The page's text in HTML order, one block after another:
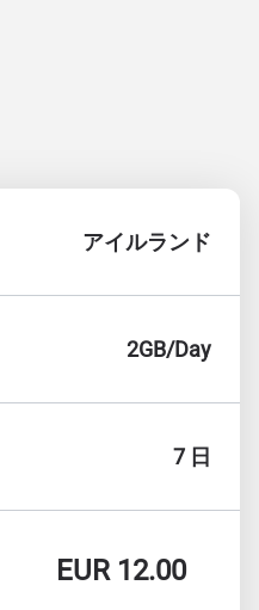
アイルランド
2GB/Day
7 日
EUR12.00